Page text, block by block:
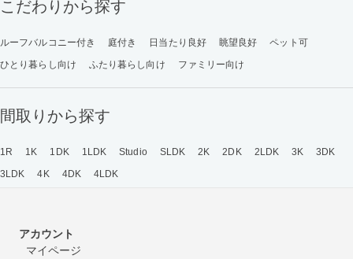
こだわりから探す
ルーフバルコニー付き 庭付き 日当たり良好 眺望良好
ペット可
ひとり暮らし向け
ふたり暮らし向け ファミリー向け
間取りから探す
1R 1K 1DK 1LDK Studio SLDK 2K 2DK 2LDK 3K
3DK
3LDK
4K 4DK 4LDK
アカウント
マイページ